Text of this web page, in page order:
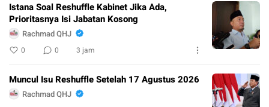
Istana Soal Reshuffle Kabinet Jika Ada,
Prioritasnya Isi Jabatan Kosong
Rachmad QHJ
0 0 3 jam
Muncul Isu Reshuffle Setelah 17 Agustus 2026
Rachmad QHJ